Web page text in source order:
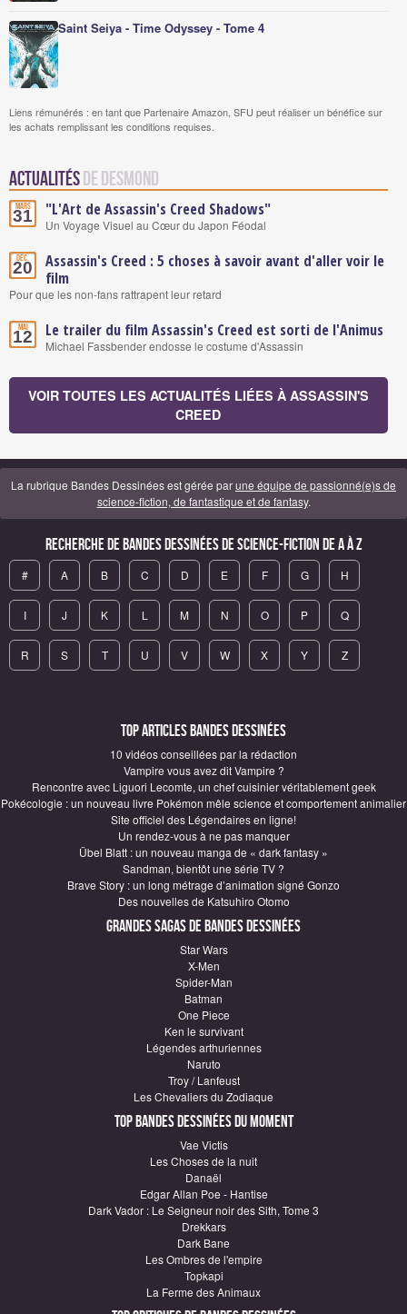
Saint Seiya - Time Odyssey - Tome 4
Liens rémunérés : en tant que Partenaire Amazon, SFU peut réaliser un bénéfice sur
les achats remplissant les conditions requises.
Actualités de Desmond
Mars
31 "L'Art de Assassin's Creed Shadows"
Un Voyage Visuel au Cœur du Japon Féodal
Déc.
20
Assassin's Creed : 5 choses à savoir avant d'aller voir le
film
Pour que les non-fans rattrapent leur retard
Mai
12 Le trailer du film Assassin's Creed est sorti de l'Animus
Michael Fassbender endosse le costume d'Assassin
VOIR TOUTES LES ACTUALITÉS LIÉES À ASSASSIN'S
CREED
La rubrique Bandes Dessinées est gérée parune équipe de passionné(e)s de
science-fiction, de fantastique et de fantasy.
Recherche de Bandes Dessinées de science-fiction de A à Z
# A B C D E F G H
I J K L M N O P Q
R S T U V W X Y Z
Top articles Bandes Dessinées
10 vidéos conseillées par la rédaction
Vampire vous avez dit Vampire ?
Rencontre avec Liguori Lecomte, un chef cuisinier véritablement geek
Pokécologie : un nouveau livre Pokémon mêle science et comportement animalier
Site officiel des Légendaires en ligne!
Un rendez-vous à ne pas manquer
Übel Blatt : un nouveau manga de « dark fantasy »
Sandman, bientôt une série TV ?
Brave Story : un long métrage d’animation signé Gonzo
Des nouvelles de Katsuhiro Otomo
Grandes sagas de Bandes Dessinées
Star Wars
X-Men
Spider-Man
Batman
One Piece
Ken le survivant
Légendes arthuriennes
Naruto
Troy / Lanfeust
Les Chevaliers du Zodiaque
Top Bandes Dessinées du moment
Vae Victis
Les Choses de la nuit
Danaël
Edgar Allan Poe - Hantise
Dark Vador : Le Seigneur noir des Sith, Tome 3
Drekkars
Dark Bane
Les Ombres de l'empire
Topkapi
La Ferme des Animaux